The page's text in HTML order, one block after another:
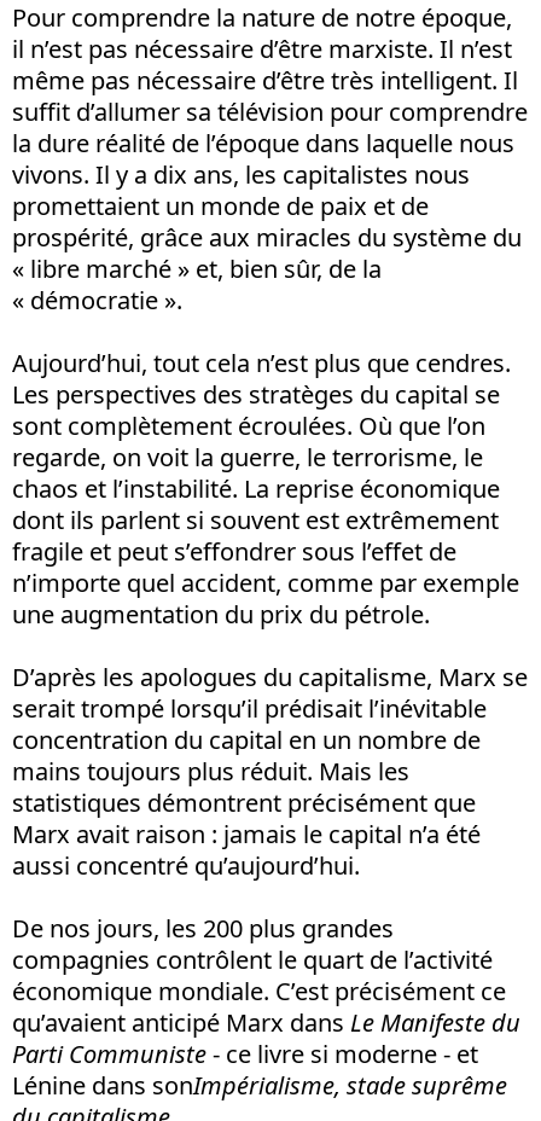
Pour comprendre la nature de notre époque,
il n’est pas nécessaire d’être marxiste. Il n’est
même pas nécessaire d’être très intelligent. Il
suffit d’allumer sa télévision pour comprendre
la dure réalité de l’époque dans laquelle nous
vivons. Il y a dix ans, les capitalistes nous
promettaient un monde de paix et de
prospérité, grâce aux miracles du système du
« libre marché » et, bien sûr, de la
« démocratie ».
Aujourd’hui, tout cela n’est plus que cendres.
Les perspectives des stratèges du capital se
sont complètement écroulées. Où que l’on
regarde, on voit la guerre, le terrorisme, le
chaos et l’instabilité. La reprise économique
dont ils parlent si souvent est extrêmement
fragile et peut s’effondrer sous l’effet de
n’importe quel accident, comme par exemple
une augmentation du prix du pétrole.
D’après les apologues du capitalisme, Marx se
serait trompé lorsqu’il prédisait l’inévitable
concentration du capital en un nombre de
mains toujours plus réduit. Mais les
statistiques démontrent précisément que
Marx avait raison : jamais le capital n’a été
aussi concentré qu’aujourd’hui.
De nos jours, les 200 plus grandes
compagnies contrôlent le quart de l’activité
économique mondiale. C’est précisément ce
qu’avaient anticipé Marx dans Le Manifeste du
Parti Communiste- ce livre si moderne - et
Lénine dans sonImpérialisme, stade suprême